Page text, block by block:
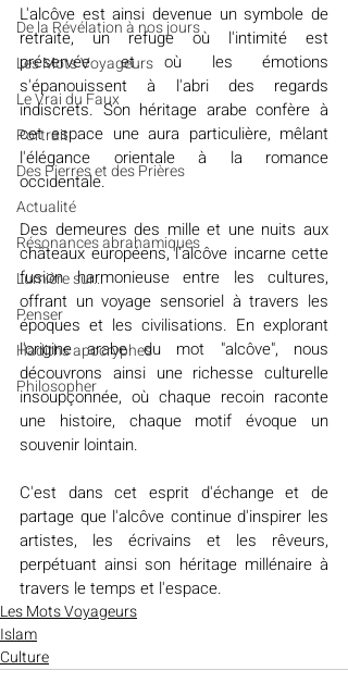
De la Révélation à nos jours
Les Mots Voyageurs
Le Vrai du Faux
Portrait
Des Pierres et des Prières
Actualité
Résonances abrahamiques
Lumière sur...
Penser
Hadiths apocryphes
Philosopher
L'alcôve est ainsi devenue un symbole de
retraite, un refuge où l'intimité est
préservée et où les émotions
s'épanouissent à l'abri des regards
indiscrets. Son héritage arabe confère à
cet espace une aura particulière, mêlant
l'élégance orientale à la romance
occidentale.
Des demeures des mille et une nuits aux
châteaux européens, l'alcôve incarne cette
fusion harmonieuse entre les cultures,
offrant un voyage sensoriel à travers les
époques et les civilisations. En explorant
l'origine arabe du mot "alcôve", nous
découvrons ainsi une richesse culturelle
insoupçonnée, où chaque recoin raconte
une histoire, chaque motif évoque un
souvenir lointain.
C'est dans cet esprit d'échange et de
partage que l'alcôve continue d'inspirer les
artistes, les écrivains et les rêveurs,
perpétuant ainsi son héritage millénaire à
travers le temps et l'espace.
Les Mots Voyageurs
Islam
Culture